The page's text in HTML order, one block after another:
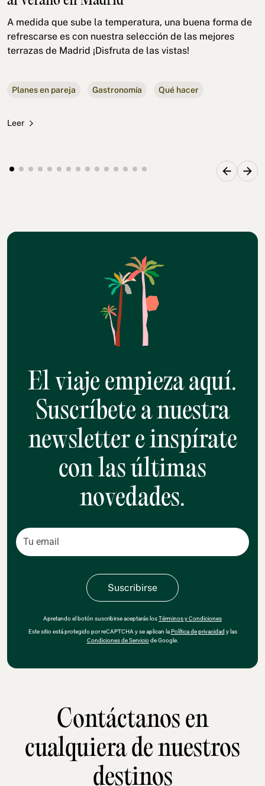
A medida que sube la temperatura, una buena forma de
refrescarse es con nuestra selección de las mejores
terrazas de Madrid ¡Disfruta de las vistas!
Planes en pareja Gastronomía Qué hacer
Leer
El viaje empieza aquí.
Suscríbete a nuestra
newsletter e inspírate
con las últimas
novedades.
Apretando el botón suscribirse aceptarás losTérminos y Condiciones
Este sitio está protegido por reCAPTCHA y se aplican laPolítica de privacidad y las
Condiciones de Serviciode Google.
Contáctanos en
cualquiera de nuestros
destinos